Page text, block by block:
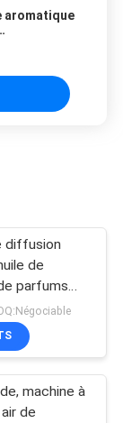
aromatique
diffusion
de
parfums
Purificateur
Wifi
machine à
de